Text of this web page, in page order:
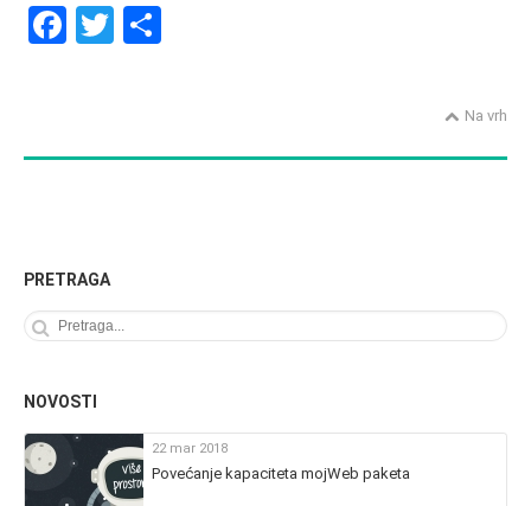
F
T
Na vrh
PRETRAGA
NOVOSTI
22 mar 2018
Povećanje kapaciteta mojWeb paketa